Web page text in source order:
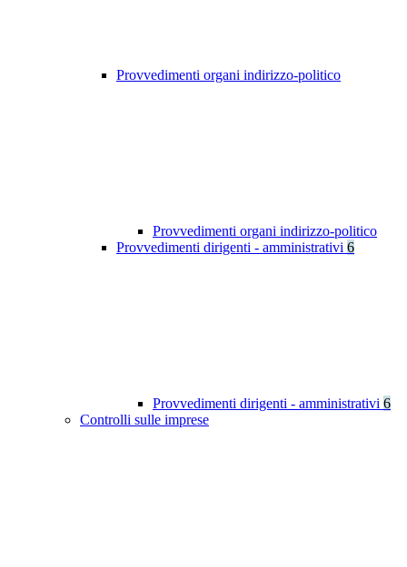
Provvedimenti organi indirizzo-politico
Provvedimenti organi indirizzo-politico
Provvedimenti dirigenti - amministrativi 6
Provvedimenti dirigenti - amministrativi 6
Controlli sulle imprese